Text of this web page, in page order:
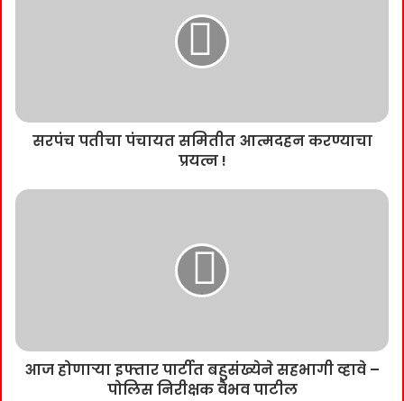
सरपंच पतीचा पंचायत समितीत आत्मदहन करण्याचा
प्रयत्न !
आज होणाऱ्या इफ्तार पार्टीत बहुसंख्येने सहभागी व्हावे –
पोलिस निरीक्षक वैभव पाटील